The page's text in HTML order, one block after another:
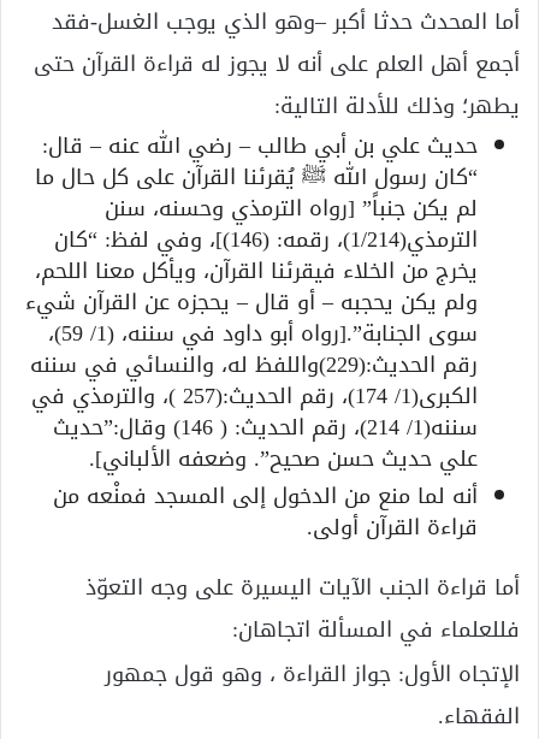
أما المحدث حدثا أكبر –وهو الذي يوجب الغسل-فقد
أجمع أهل العلم على أنه لا يجوز له قراءة القرآن حتى
يطهر؛ وذلك للأدلة التالية:
حديث علي بن أبي طالب – رضي الله عنه – قال:
“كان رسول الله ﷺ يُقرئنا القرآن على كل حال ما
لم يكن جنباً” [رواه الترمذي وحسنه، سنن
الترمذي(1/214)، رقمه: (146)]، وفي لفظ: “كان
يخرج من الخلاء فيقرئنا القرآن، ويأكل معنا اللحم،
ولم يكن يحجبه – أو قال – يحجزه عن القرآن شيء
سوى الجنابة”.[رواه أبو داود في سننه، (1/ 59)،
رقم الحديث:(229)واللفظ له، والنسائي في سننه
الكبرى(1/ 174)، رقم الحديث:(257 )، والترمذي في
سننه(1/ 214)، رقم الحديث: ( 146) وقال:”حديث
علي حديث حسن صحيح”. وضعفه الألباني].
أنه لما منع من الدخول إلى المسجد فمنْعه من
قراءة القرآن أولى.
أما قراءة الجنب الآيات اليسيرة على وجه التعوّذ
فللعلماء في المسألة اتجاهان:
الإتجاه الأول: جواز القراءة ، وهو قول جمهور
الفقهاء.